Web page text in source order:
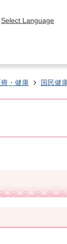
Select Language
療・健康 国民健